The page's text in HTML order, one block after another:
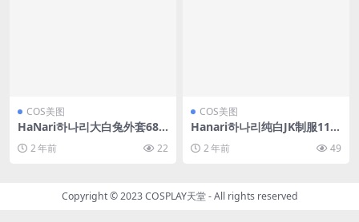
COS美图
HaNari하나리大白兔外套68
2 年前 22
COS美图
Hanari하나리纯白JK制服112
2 年前 49
Copyright © 2023COSPLAY天堂- All rights reserved